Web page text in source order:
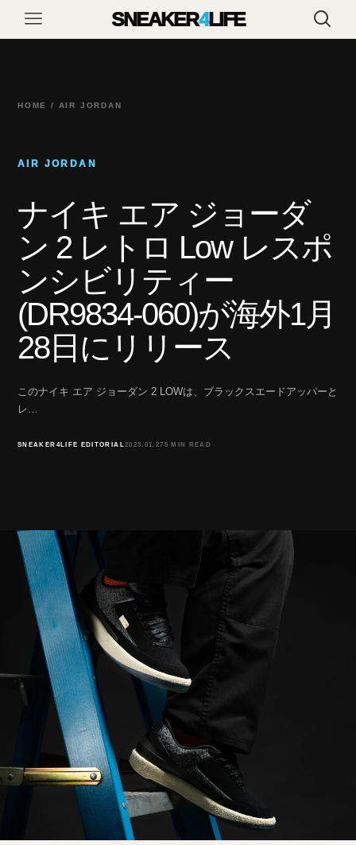
SNEAKER4LIFE
HOME / AIR JORDAN
AIR JORDAN
ナイキ エア ジョーダ
ン 2 レトロ Low レスポ
ンシビリティー
(DR9834-060)が海外1月
28日にリリース
このナイキ エア ジョーダン 2 LOWは、ブラックスエードアッパーと
レ…
SNEAKER4LIFE EDITORIAL2023.01.27 5 MIN READ